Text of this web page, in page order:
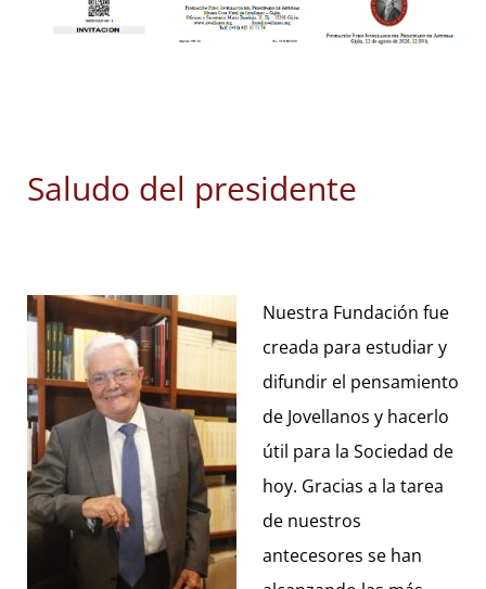
Saludo del presidente
Nuestra Fundación fue
creada para estudiar y
difundir el pensamiento
de Jovellanos y hacerlo
útil para la Sociedad de
hoy. Gracias a la tarea
de nuestros
antecesores se han